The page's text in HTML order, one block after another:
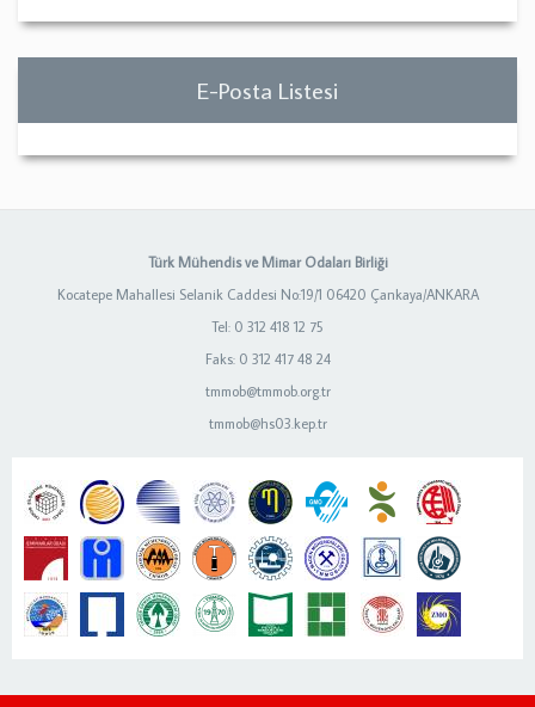
E-Posta Listesi
Türk Mühendis ve Mimar Odaları Birliği
Kocatepe Mahallesi Selanik Caddesi No:19/1 06420 Çankaya/ANKARA
Tel: 0 312 418 12 75
Faks: 0 312 417 48 24
tmmob@tmmob.org.tr
tmmob@hs03.kep.tr